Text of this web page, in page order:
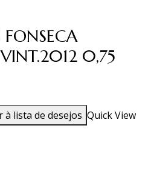
0,75
à lista de desejos Quick View